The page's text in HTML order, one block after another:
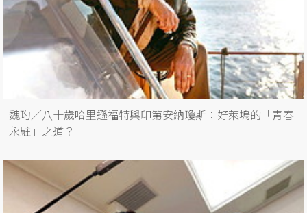
魏玓／八十歲哈里遜福特與印第安納瓊斯：好萊塢的「青春
永駐」之道？